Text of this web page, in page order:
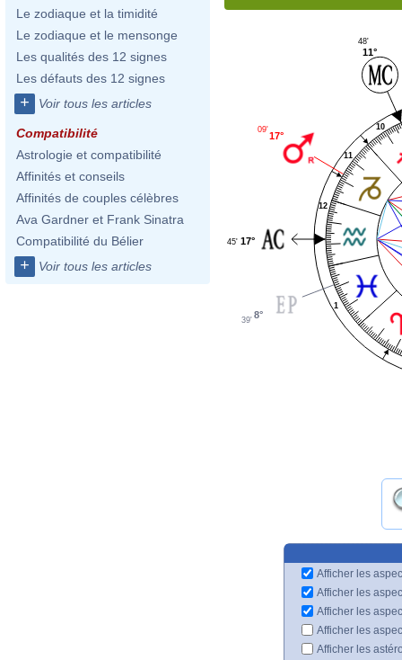
Le zodiaque et la timidité
Le zodiaque et le mensonge
Les qualités des 12 signes
Les défauts des 12 signes
+ Voir tous les articles
Compatibilité
Astrologie et compatibilité
Affinités et conseils
Affinités de couples célèbres
Ava Gardner et Frank Sinatra
Compatibilité du Bélier
+ Voir tous les articles
1
10
11
12
11°
48'
17°
09'
17°
45'
8°
39'
Afficher les
Afficher les
Afficher les
Afficher les
Afficher les